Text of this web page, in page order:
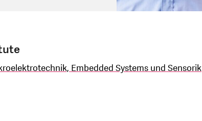
Embedded Systems und Sensorik